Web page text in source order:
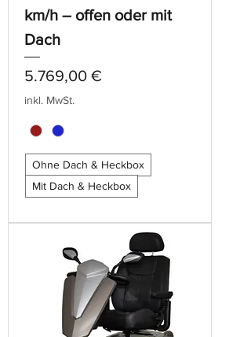
km/h – offen oder mit
Dach
Preis
5.769,00 €
inkl. MwSt.
Ohne Dach & Heckbox
Mit Dach & Heckbox